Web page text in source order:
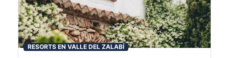
RESORTS EN VALLE DEL ZALABÍ